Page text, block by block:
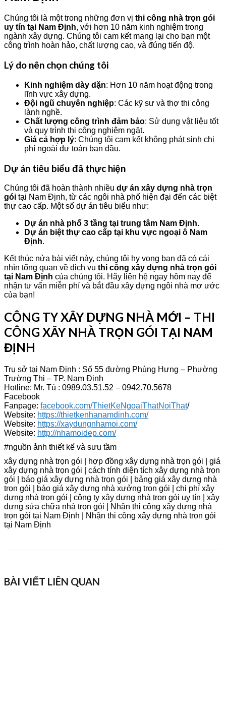
Chúng tôi là một trong những đơn vị thi công nhà trọn gói
uy tín tại Nam Định, với hơn 10 năm kinh nghiệm trong
ngành xây dựng. Chúng tôi cam kết mang lại cho bạn một
công trình hoàn hảo, chất lượng cao, và đúng tiến độ.
Lý do nên chọn chúng tôi
Kinh nghiệm dày dặn: Hơn 10 năm hoạt động trong
lĩnh vực xây dựng.
Đội ngũ chuyên nghiệp: Các kỹ sư và thợ thi công
lành nghề.
Chất lượng công trình đảm bảo: Sử dụng vật liệu tốt
và quy trình thi công nghiêm ngặt.
Giá cả hợp lý: Chúng tôi cam kết không phát sinh chi
phí ngoài dự toán ban đầu.
Dự án tiêu biểu đã thực hiện
Chúng tôi đã hoàn thành nhiều dự án xây dựng nhà trọn
gói tại Nam Định, từ các ngôi nhà phố hiện đại đến các biệt
thự cao cấp. Một số dự án tiêu biểu như:
Dự án nhà phố 3 tầng tại trung tâm Nam Định.
Dự án biệt thự cao cấp tại khu vực ngoại ô Nam
Định.
Kết thúc nửa bài viết này, chúng tôi hy vọng bạn đã có cái
nhìn tổng quan về dịch vụ thi công xây dựng nhà trọn gói
tại Nam Định của chúng tôi. Hãy liên hệ ngay hôm nay để
nhận tư vấn miễn phí và bắt đầu xây dựng ngôi nhà mơ ước
của bạn!
CÔNG TY XÂY DỰNG NHÀ MỚI – THI
CÔNG XÂY NHÀ TRỌN GÓI TẠI NAM
ĐỊNH
Trụ sở tại Nam Định : Số 55 đường Phùng Hưng – Phường
Trường Thi – TP. Nam Định
Hotline: Mr. Tú : 0989.03.51.52 – 0942.70.5678
Facebook
Fanpage: facebook.com/ThietKeNgoaiThatNoiThat/
Website: https://thietkenhanamdinh.com/
Website: https://xaydungnhamoi.com/
Website: http://nhamoidep.com/
#nguồn ảnh thiết kế và sưu tầm
xây dựng nhà trọn gói | hợp đồng xây dựng nhà trọn gói | giá
xây dựng nhà trọn gói | cách tính diện tích xây dựng nhà trọn
gói | báo giá xây dựng nhà trọn gói | bảng giá xây dựng nhà
trọn gói | báo giá xây dựng nhà xưởng trọn gói | chi phí xây
dựng nhà trọn gói | công ty xây dựng nhà trọn gói uy tín | xây
dựng sửa chữa nhà trọn gói | Nhận thi công xây dựng nhà
trọn gói tại Nam Định | Nhận thi công xây dựng nhà trọn gói
tại Nam Định
BÀI VIẾT LIÊN QUAN